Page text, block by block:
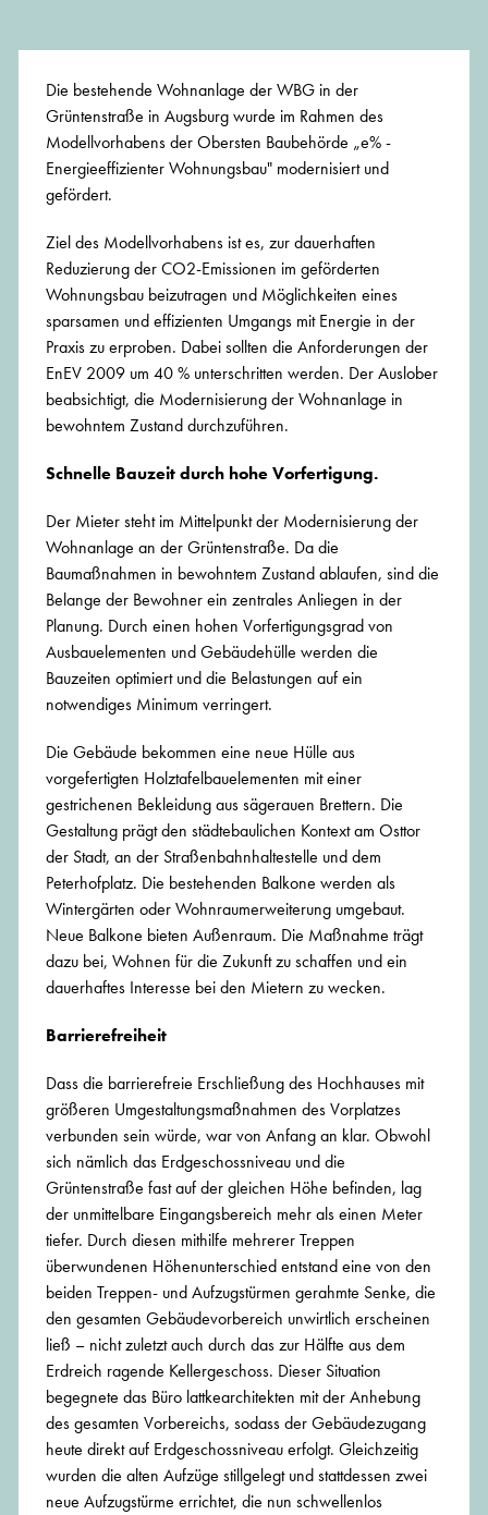
Die bestehende Wohnanlage der WBG in der
Grüntenstraße in Augsburg wurde im Rahmen des
Modellvorhabens der Obersten Baubehörde „e% -
Energieeffizienter Wohnungsbau" modernisiert und
gefördert.
Ziel des Modellvorhabens ist es, zur dauerhaften
Reduzierung der CO2-Emissionen im geförderten
Wohnungsbau beizutragen und Möglichkeiten eines
sparsamen und effizienten Umgangs mit Energie in der
Praxis zu erproben. Dabei sollten die Anforderungen der
EnEV 2009 um 40 % unterschritten werden. Der Auslober
beabsichtigt, die Modernisierung der Wohnanlage in
bewohntem Zustand durchzuführen.
Schnelle Bauzeit durch hohe Vorfertigung.
Der Mieter steht im Mittelpunkt der Modernisierung der
Wohnanlage an der Grüntenstraße. Da die
Baumaßnahmen in bewohntem Zustand ablaufen, sind die
Belange der Bewohner ein zentrales Anliegen in der
Planung. Durch einen hohen Vorfertigungsgrad von
Ausbauelementen und Gebäudehülle werden die
Bauzeiten optimiert und die Belastungen auf ein
notwendiges Minimum verringert.
Die Gebäude bekommen eine neue Hülle aus
vorgefertigten Holztafelbauelementen mit einer
gestrichenen Bekleidung aus sägerauen Brettern. Die
Gestaltung prägt den städtebaulichen Kontext am Osttor
der Stadt, an der Straßenbahnhaltestelle und dem
Peterhofplatz. Die bestehenden Balkone werden als
Wintergärten oder Wohnraumerweiterung umgebaut.
Neue Balkone bieten Außenraum. Die Maßnahme trägt
dazu bei, Wohnen für die Zukunft zu schaffen und ein
dauerhaftes Interesse bei den Mietern zu wecken.
Barrierefreiheit
Dass die barrierefreie Erschließung des Hochhauses mit
größeren Umgestaltungsmaßnahmen des Vorplatzes
verbunden sein würde, war von Anfang an klar. Obwohl
sich nämlich das Erdgeschossniveau und die
Grüntenstraße fast auf der gleichen Höhe befinden, lag
der unmittelbare Eingangsbereich mehr als einen Meter
tiefer. Durch diesen mithilfe mehrerer Treppen
überwundenen Höhenunterschied entstand eine von den
beiden Treppen- und Aufzugstürmen gerahmte Senke, die
den gesamten Gebäudevorbereich unwirtlich erscheinen
ließ – nicht zuletzt auch durch das zur Hälfte aus dem
Erdreich ragende Kellergeschoss. Dieser Situation
begegnete das Büro lattkearchitekten mit der Anhebung
des gesamten Vorbereichs, sodass der Gebäudezugang
heute direkt auf Erdgeschossniveau erfolgt. Gleichzeitig
wurden die alten Aufzüge stillgelegt und stattdessen zwei
neue Aufzugstürme errichtet, die nun schwellenlos